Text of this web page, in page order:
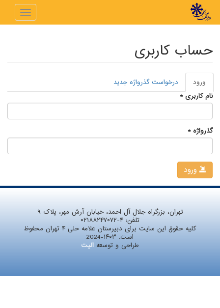
رفتن به محتوای اصلی
Toggle
حساب کاربری
تب‌های اولیه
ورود
فعال)
درخواست گذرواژه جدید
نام کاربری*
گذرواژه*
تهران، بزرگراه جلال آل احمد، خیابان آرش مهر، پلاک ۹
تلفن: ۰۲۱۸۸۲۴۷۰۷۲-۴
کلیه حقوق این سایت برای دبیرستان علامه حلی ۴ تهران محفوظ
است. ۱۴۰۳-2024
طراحی و توسعه الیت